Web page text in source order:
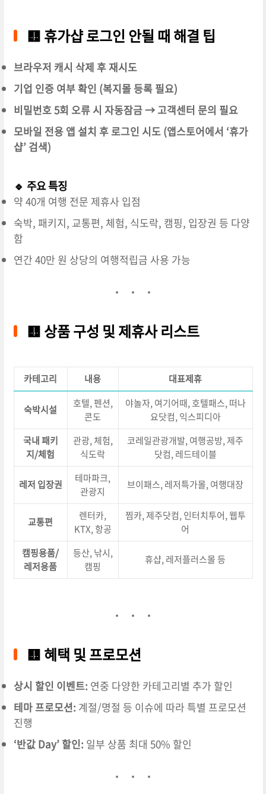
🟨휴가샵 로그인 안될 때 해결 팁
브라우저 캐시 삭제 후 재시도
기업 인증 여부 확인 (복지몰 등록 필요)
비밀번호 5회 오류 시 자동잠금 → 고객센터 문의 필요
모바일 전용 앱 설치 후 로그인 시도 (앱스토어에서 ‘휴가
샵’ 검색)
🔹 주요 특징
약 40개 여행 전문 제휴사 입점
숙박, 패키지, 교통편, 체험, 식도락, 캠핑, 입장권 등 다양
함
연간 40만 원 상당의 여행적립금 사용 가능
🟨상품 구성 및 제휴사 리스트
카테고리 내용 대표제휴
숙박시설
호텔, 펜션,
콘도
야놀자, 여기어때, 호텔패스, 떠나
요닷컴, 익스피디아
국내 패키
지/체험
관광, 체험,
식도락
코레일관광개발, 여행공방, 제주
닷컴, 레드테이블
레저 입장권
테마파크,
관광지
브이패스, 레저특가몰, 여행대장
교통편
렌터카,
KTX, 항공
찜카, 제주닷컴, 인터치투어, 웹투
어
캠핑용품/
레저용품
등산, 낚시,
캠핑
휴샵, 레저플러스몰 등
🟨혜택 및 프로모션
상시 할인 이벤트: 연중 다양한 카테고리별 추가 할인
테마 프로모션: 계절/명절 등 이슈에 따라 특별 프로모션
진행
‘반값 Day’ 할인: 일부 상품 최대 50% 할인